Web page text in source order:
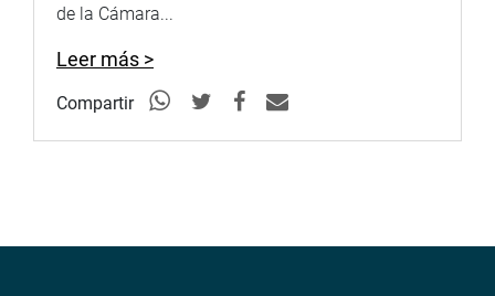
de la Cámara...
Leer más >
Compartir